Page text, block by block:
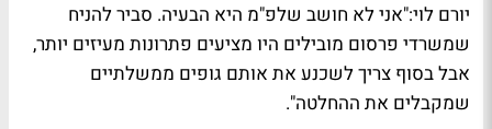
יורם לוי:"אני לא חושב שלפ"מ היא הבעיה. סביר להניח
שמשרדי פרסום מובילים היו מציעים פתרונות מעיזים יותר,
אבל בסוף צריך לשכנע את אותם גופים ממשלתיים
שמקבלים את ההחלטה".